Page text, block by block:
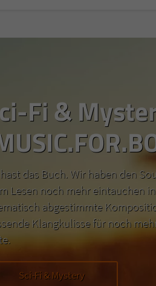
Fi &
das Buch. Wir haben den
Lesen noch mehr eintauchen
abgestimmte
Klangkulisse für noch
Sci-Fi & Mystery